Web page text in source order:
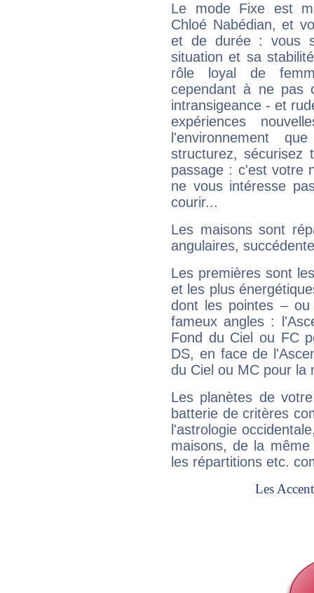
Le mode Fixe est
Chloé Nabédian, et
et de durée : vous
situation et sa
rôle loyal de
cependant à ne pas
intransigeance - et
expériences
l'environnement
structurez, sécurisez
passage : c'est votre
ne vous intéresse
courir...
Les maisons sont
angulaires,
Les premières sont
et les plus
dont les pointes –
fameux angles :
Fond du Ciel ou FC
DS, en face de
du Ciel ou MC pour la
Les planètes de
batterie de critères
l'astrologie
maisons, de la
les répartitions etc.